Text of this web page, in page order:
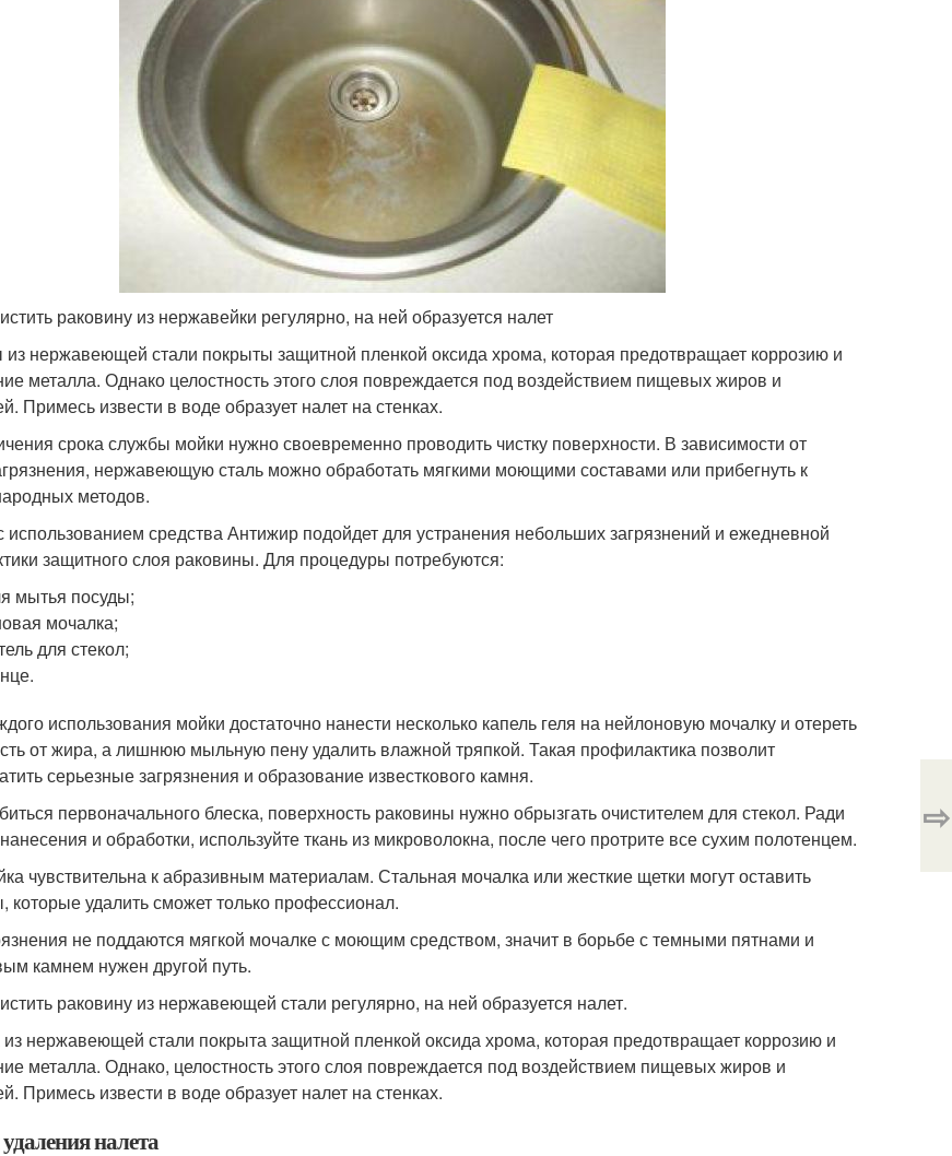
раковину из нержавейки регулярно, на ней образуется налет
из нержавеющей стали покрыты защитной пленкой оксида хрома, которая предотвращает коррозию и
металла. Однако целостность этого слоя повреждается под воздействием пищевых жиров и
Примесь извести в воде образует налет на стенках.
срока службы мойки нужно своевременно проводить чистку поверхности. В зависимости от
нержавеющую сталь можно обработать мягкими моющими составами или прибегнуть к
методов.
использованием средства Антижир подойдет для устранения небольших загрязнений и ежедневной
защитного слоя раковины. Для процедуры потребуются:
мытья посуды;
мочалка;
для стекол;
использования мойки достаточно нанести несколько капель геля на нейлоновую мочалку и отереть
от жира, а лишнюю мыльную пену удалить влажной тряпкой. Такая профилактика позволит
серьезные загрязнения и образование известкового камня.
первоначального блеска, поверхность раковины нужно обрызгать очистителем для стекол. Ради
и обработки, используйте ткань из микроволокна, после чего протрите все сухим полотенцем.
чувствительна к абразивным материалам. Стальная мочалка или жесткие щетки могут оставить
которые удалить сможет только профессионал.
не поддаются мягкой мочалке с моющим средством, значит в борьбе с темными пятнами и
камнем нужен другой путь.
раковину из нержавеющей стали регулярно, на ней образуется налет.
нержавеющей стали покрыта защитной пленкой оксида хрома, которая предотвращает коррозию и
металла. Однако, целостность этого слоя повреждается под воздействием пищевых жиров и
Примесь извести в воде образует налет на стенках.
налета
⇨